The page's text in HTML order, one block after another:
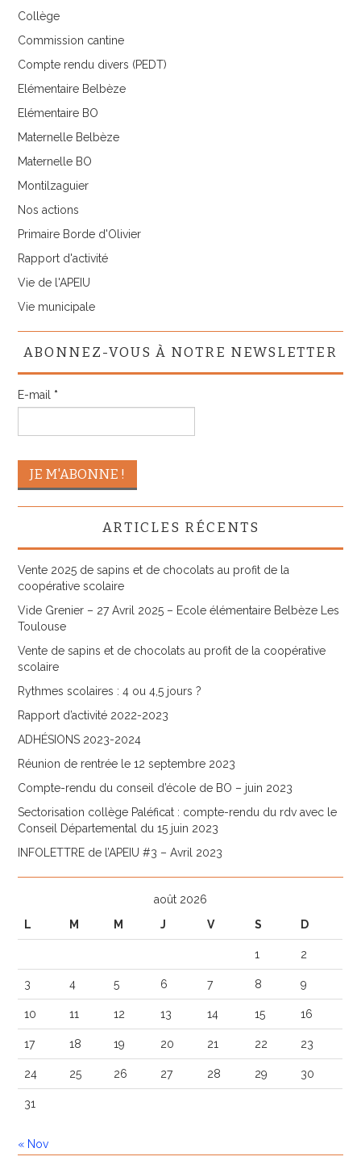
Collège
Commission cantine
Compte rendu divers (PEDT)
Elémentaire Belbèze
Elémentaire BO
Maternelle Belbèze
Maternelle BO
Montilzaguier
Nos actions
Primaire Borde d'Olivier
Rapport d'activité
Vie de l'APEIU
Vie municipale
ABONNEZ-VOUS À NOTRE NEWSLETTER
E-mail *
ARTICLES RÉCENTS
Vente 2025 de sapins et de chocolats au profit de la
coopérative scolaire
Vide Grenier – 27 Avril 2025 – Ecole élémentaire Belbèze Les
Toulouse
Vente de sapins et de chocolats au profit de la coopérative
scolaire
Rythmes scolaires : 4 ou 4,5 jours ?
Rapport d’activité 2022-2023
ADHÉSIONS 2023-2024
Réunion de rentrée le 12 septembre 2023
Compte-rendu du conseil d’école de BO – juin 2023
Sectorisation collège Paléficat : compte-rendu du rdv avec le
Conseil Départemental du 15 juin 2023
INFOLETTRE de l’APEIU #3 – Avril 2023
août 2026
L
M M J V S D
1 2
3 4 5 6 7 8 9
10 11 12 13 14 15 16
17 18 19 20 21 22 23
24 25 26 27 28 29 30
31
« Nov